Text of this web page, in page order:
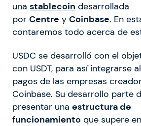
una stablecoin desarrollada
por Centre y Coinbase. En
contaremos todo acerca de
USDC se desarrolló con el
con USDT, para así integrarse
pagos de las empresas
Coinbase. Su desarrollo parte
presentar una estructura de
funcionamiento que supere